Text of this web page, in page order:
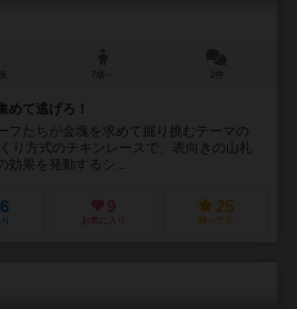
めて逃げろ！
フたちが金塊を求めて掘り挑むテーマの
り方式のチキンレースで、表向きの山札
効果を発動するシ...
9
お気に入り
25
持ってる